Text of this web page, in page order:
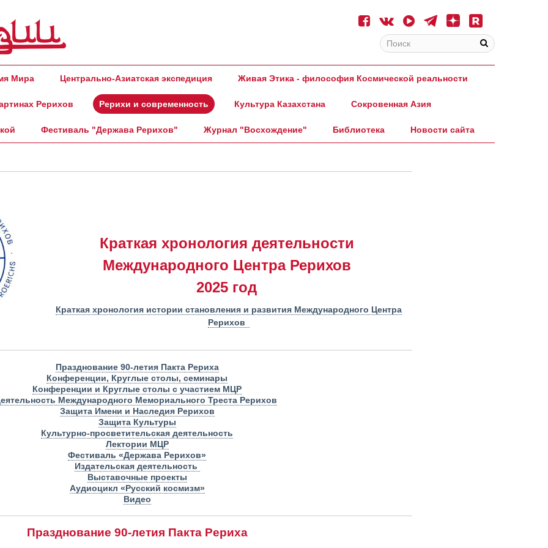
Мира Центрально-Азиатская экспедиция Живая Этика - философия Космической реальности
Рерихов Рерихи и современность Культура Казахстана Сокровенная Азия
Фестиваль "Держава Рерихов" Журнал "Восхождение" Библиотека Новости сайта
Краткая хронология деятельности
Международного Центра Рерихов
2025 год
Краткая хронология истории становления и развития Международного Центра
Рерихов
Празднование 90-летия Пакта Рериха
Конференции, Круглые столы, семинары
Конференции и Круглые столы с участием МЦР
Международного Мемориального Треста Рерихов
Защита Имени и Наследия Рерихов
Защита Культуры
Культурно-просветительская деятельность
Лектории МЦР
Фестиваль «Держава Рерихов»
Издательская деятельность
Выставочные проекты
Аудиоцикл «Русский космизм»
Видео
Празднование 90-летия Пакта Рериха